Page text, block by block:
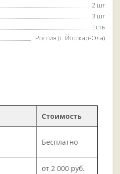
2 шт
3 шт
Есть
Россия (г. Йошкар-Ола)
Стоимость
Бесплатно
от 2 000 руб.